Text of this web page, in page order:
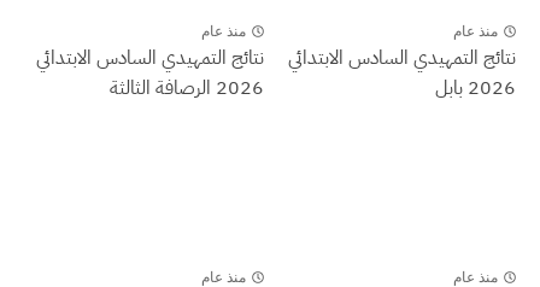
منذ عام
نتائج التمهيدي السادس الابتدائي
2026 بابل
منذ عام
نتائج التمهيدي السادس الابتدائي
2026 الرصافة الثالثة
منذ عام منذ عام